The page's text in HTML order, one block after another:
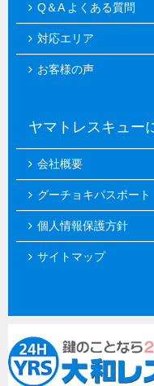
Q＆A よくある質問
対応エリア
お客様の声
ヤマトレスキュー
会社概要
グーチョキパスポート
個人情報保護方針
サイトマップ